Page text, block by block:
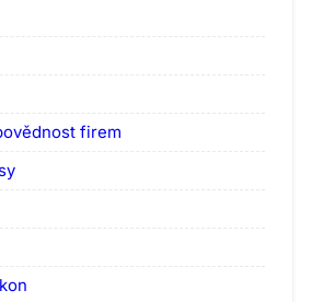
firem